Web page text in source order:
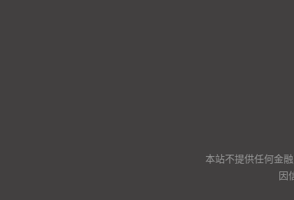
本站不提供任何金
因